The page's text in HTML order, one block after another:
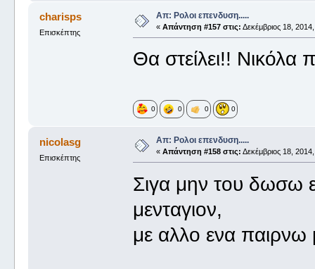
charisps
Επισκέπτης
Απ: Ρολοι επενδυση.....
« Απάντηση #157 στις: Δεκέμβριος 18,
Θα στείλει!!
0 0 0 0
nicolasg
Επισκέπτης
Απ: Ρολοι επενδυση.....
« Απάντηση #158 στις: Δεκέμβριος 18,
Σιγα μην του δωσω
μενταγιον,
με αλλο ενα